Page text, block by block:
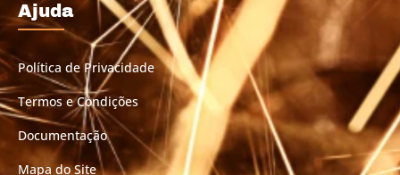
Ajuda
Política de Privacidade
Termos e Condições
Documentação
Mapa do Site